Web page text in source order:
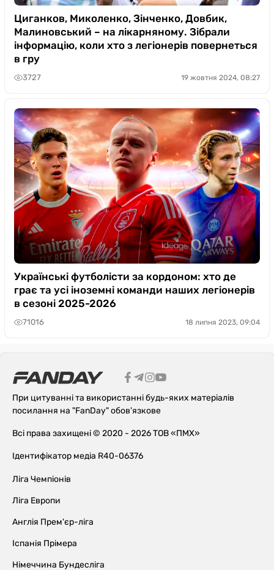
Циганков, Миколенко, Зінченко, Довбик,
Малиновський – на лікарняному. Зібрали
інформацію, коли хто з легіонерів повернеться
в гру
3727 19 жовтня 2024, 08:27
Українські футболісти за кордоном: хто де
грає та усі іноземні команди наших легіонерів
в сезоні 2025-2026
71016 18 липня 2023, 09:04
При цитуванні та використанні будь-яких матеріалів
посилання на "FanDay" обов'язкове
Всі права захищені © 2020 - 2026 ТОВ «ПМХ»
Ідентифікатор медіа R40-06376
Ліга Чемпіонів
Ліга Европи
Англія Прем'єр-ліга
Іспанія Прімера
Німеччина Бундесліга